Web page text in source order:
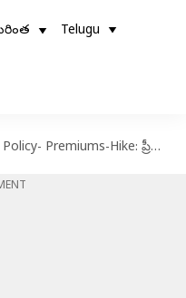
Telugu
Premiums-Hike: ప్రీమియం పెంచనున్న బీమా కంపెనీలు?